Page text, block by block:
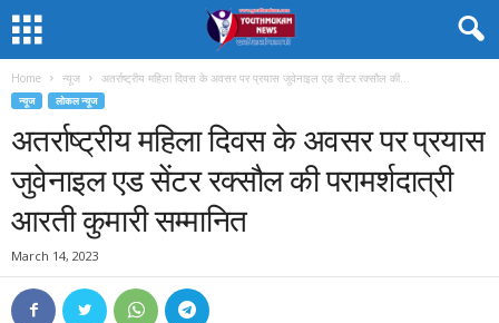
Home न्यूज अतर्राष्ट्रीय महिला दिवस के अवसर पर प्रयास जुवेनाइल एड सेंटर रक्सौल की...
न्यूज लोकल न्यूज
अतर्राष्ट्रीय महिला दिवस के अवसर पर प्रयास
जुवेनाइल एड सेंटर रक्सौल की परामर्शदात्री
आरती कुमारी सम्मानित
March 14, 2023